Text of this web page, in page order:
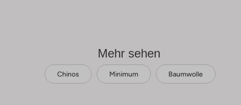
Mehr sehen
Chinos Minimum Baumwolle